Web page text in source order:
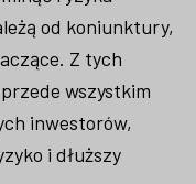
od koniunktury,
Z tych
wszystkim
inwestorów,
i dłuższy